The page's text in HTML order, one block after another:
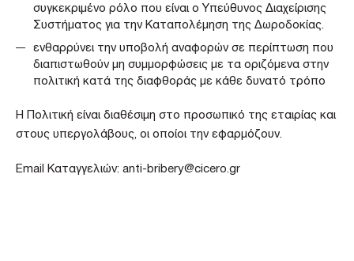
συγκεκριμένο ρόλο που είναι ο Υπεύθυνος Διαχείρισης
Συστήματος για την Καταπολέμηση της Δωροδοκίας.
ενθαρρύνει την υποβολή αναφορών σε περίπτωση που
διαπιστωθούν μη συμμορφώσεις με τα οριζόμενα στην
πολιτική κατά της διαφθοράς με κάθε δυνατό τρόπο
Η Πολιτική είναι διαθέσιμη στο προσωπικό της εταιρίας και
στους υπεργολάβους, οι οποίοι την εφαρμόζουν.
Email Καταγγελιών: anti-bribery@cicero.gr